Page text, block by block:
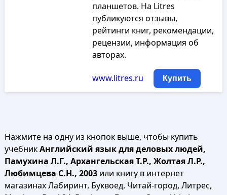
планшетов. На Litres
публикуются отзывы,
рейтинги книг, рекомендации,
рецензии, информация об
авторах.
www.litres.ru Купить
Нажмите на одну из кнопок выше, чтобы купить
учебникАнглийский язык для деловых людей,
Памухина Л.Г., Архангельская Т.Р., Жолтая Л.Р.,
Любимцева С.Н., 2003или книгу в интернет
магазинах Лабиринт, Буквоед, Читай-город, Литрес,